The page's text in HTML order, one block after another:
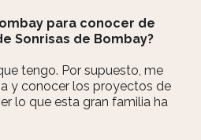
para conocer de
Sonrisas de Bombay?
tengo. Por supuesto, me
y conocer los proyectos de
lo que esta gran familia ha